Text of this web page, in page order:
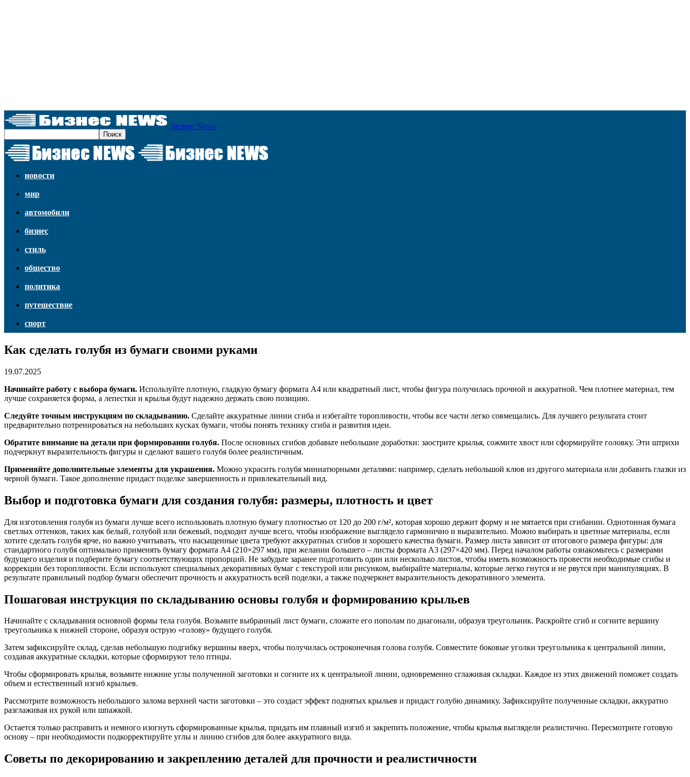
Бизнес News
новости
мир
автомобили
бизнес
стиль
общество
политика
путешествие
спорт
Как сделать голубя из бумаги своими руками
19.07.2025
Начинайте работу с выбора бумаги. Используйте плотную, гладкую бумагу формата А4 или квадратный лист, чтобы фигура получилась прочной и аккуратной. Чем плотнее материал, тем
лучше сохраняется форма, а лепестки и крылья будут надежно держать свою позицию.
Следуйте точным инструкциям по складыванию. Сделайте аккуратные линии сгиба и избегайте торопливости, чтобы все части легко совмещались. Для лучшего результата стоит
предварительно потренироваться на небольших кусках бумаги, чтобы понять технику сгиба и развития идеи.
Обратите внимание на детали при формировании голубя. После основных сгибов добавьте небольшие доработки: заострите крылья, сожмите хвост или сформируйте головку. Эти штрихи
подчеркнут выразительность фигуры и сделают вашего голубя более реалистичным.
Применяйте дополнительные элементы для украшения. Можно украсить голубя миниатюрными деталями: например, сделать небольшой клюв из другого материала или добавить глазки из
черной бумаги. Такое дополнение придаст поделке завершенность и привлекательный вид.
Выбор и подготовка бумаги для создания голубя: размеры, плотность и цвет
Для изготовления голубя из бумаги лучше всего использовать плотную бумагу плотностью от 120 до 200 г/м², которая хорошо держит форму и не мятается при сгибании. Однотонная бумага
светлых оттенков, таких как белый, голубой или бежевый, подходит лучше всего, чтобы изображение выглядело гармонично и выразительно. Можно выбирать и цветные материалы, если
хотите сделать голубя ярче, но важно учитывать, что насыщенные цвета требуют аккуратных сгибов и хорошего качества бумаги. Размер листа зависит от итогового размера фигуры: для
стандартного голубя оптимально применять бумагу формата А4 (210×297 мм), при желании большего – листы формата А3 (297×420 мм). Перед началом работы ознакомьтесь с размерами
будущего изделия и подберите бумагу соответствующих пропорций. Не забудьте заранее подготовить один или несколько листов, чтобы иметь возможность провести необходимые сгибы и
коррекции без торопливости. Если используют специальных декоративных бумаг с текстурой или рисунком, выбирайте материалы, которые легко гнутся и не рвутся при манипуляциях. В
результате правильный подбор бумаги обеспечит прочность и аккуратность всей поделки, а также подчеркнет выразительность декоративного элемента.
Пошаговая инструкция по складыванию основы голубя и формированию крыльев
Начинайте с складывания основной формы тела голубя. Возьмите выбранный лист бумаги, сложите его пополам по диагонали, образуя треугольник. Раскройте сгиб и согните вершину
треугольника к нижней стороне, образуя острую «голову» будущего голубя.
Затем зафиксируйте склад, сделав небольшую подгибку вершины вверх, чтобы получилась остроконечная голова голубя. Совместите боковые уголки треугольника к центральной линии,
создавая аккуратные складки, которые сформируют тело птицы.
Чтобы сформировать крылья, возьмите нижние углы полученной заготовки и согните их к центральной линии, одновременно сглаживая складки. Каждое из этих движений поможет создать
объем и естественный изгиб крыльев.
Рассмотрите возможность небольшого залома верхней части заготовки – это создаст эффект поднятых крыльев и придаст голубю динамику. Зафиксируйте полученные складки, аккуратно
разглаживая их рукой или шпажкой.
Остается только расправить и немного изогнуть сформированные крылья, придать им плавный изгиб и закрепить положение, чтобы крылья выглядели реалистично. Пересмотрите готовую
основу – при необходимости подкорректируйте углы и линию сгибов для более аккуратного вида.
Советы по декорированию и закреплению деталей для прочности и реалистичности